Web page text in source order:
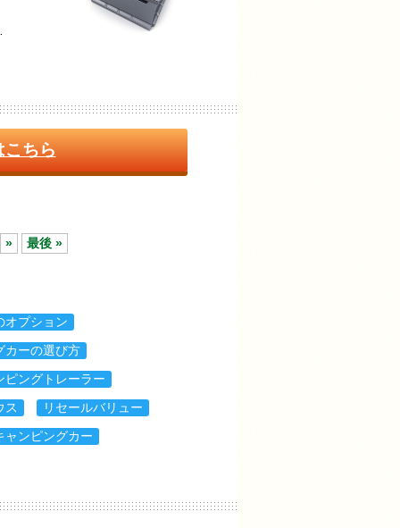
こちら
» 最後 »
オプション
カーの選び方
ピングトレーラー
ス リセールバリュー
ャンピングカー